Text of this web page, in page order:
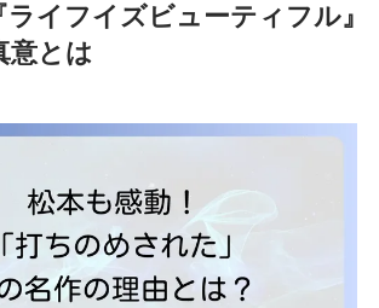
イフイズビューティフル』
意とは